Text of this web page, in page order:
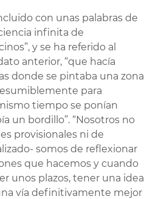
con unas palabras de
infinita de
y se ha referido al
anterior, “que hacía
donde se pintaba una zona
para
tiempo se ponían
un bordillo”. “Nosotros no
provisionales ni de
somos de reflexionar
que hacemos y cuando
unos plazos, tener una idea
vía definitivamente mejor